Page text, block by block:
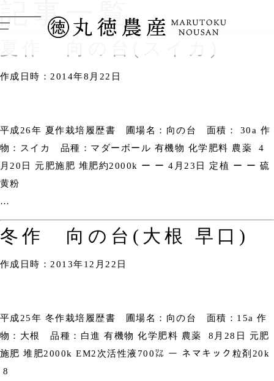
記事一覧
作成日時：2014年8月22日
平成26年 夏作栽培履歴書 圃場名：向の台 面積： 30a 作
物：スイカ 品種：マダーボール 有機物 化学肥料 農薬 4
月20日 元肥施肥 堆肥約2000k ー ー 4月23日 定植 ー ー 硫
黄粉
…
冬作 向の台(大根 早口)
作成日時：2013年12月22日
平成25年 冬作栽培履歴書 圃場名：向の台 面積：15a 作
物：大根 品種：白進 有機物 化学肥料 農薬 8月28日 元肥
施肥 堆肥2000k EM2次活性液700㍑ ー ネマキック粒剤20k
8